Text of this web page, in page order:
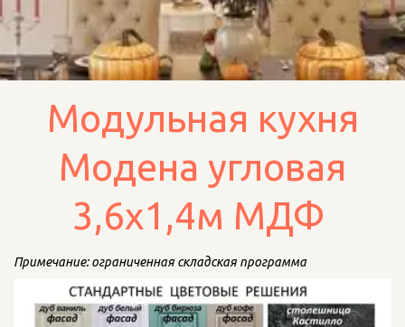
Модульная кухня
Модена угловая
3,6х1,4м МДФ
Примечание: ограниченная складская программа